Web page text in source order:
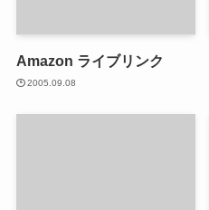
Amazon ライブリンク
2005.09.08